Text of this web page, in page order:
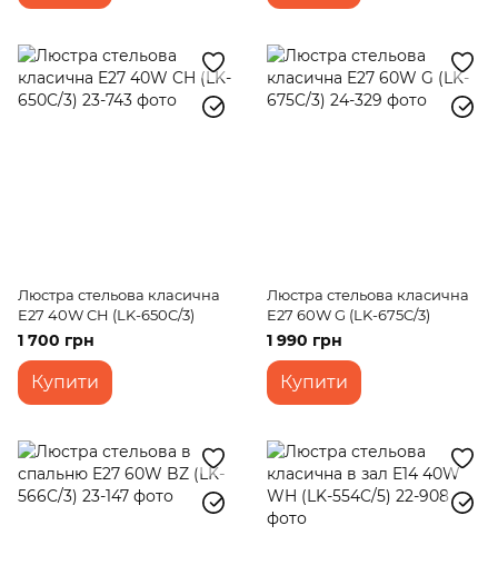
Люстра стельова класична
E27 40W CH (LK-650C/3)
1 700 грн
Купити
Люстра стельова класична
E27 60W G (LK-675C/3)
1 990 грн
Купити